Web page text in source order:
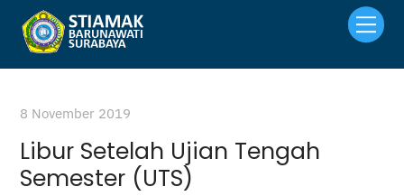
content
8 November 2019
Libur Setelah Ujian Tengah
Semester (UTS)